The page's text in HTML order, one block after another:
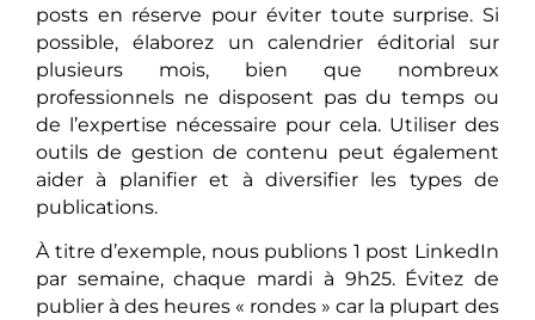
posts en réserve pour éviter toute surprise. Si
possible, élaborez un calendrier éditorial sur
plusieurs mois, bien que nombreux
professionnels ne disposent pas du temps ou
de l’expertise nécessaire pour cela. Utiliser des
outils de gestion de contenu peut également
aider à planifier et à diversifier les types de
publications.
À titre d’exemple, nous publions 1 post LinkedIn
par semaine, chaque mardi à 9h25. Évitez de
publier à des heures « rondes » car la plupart des